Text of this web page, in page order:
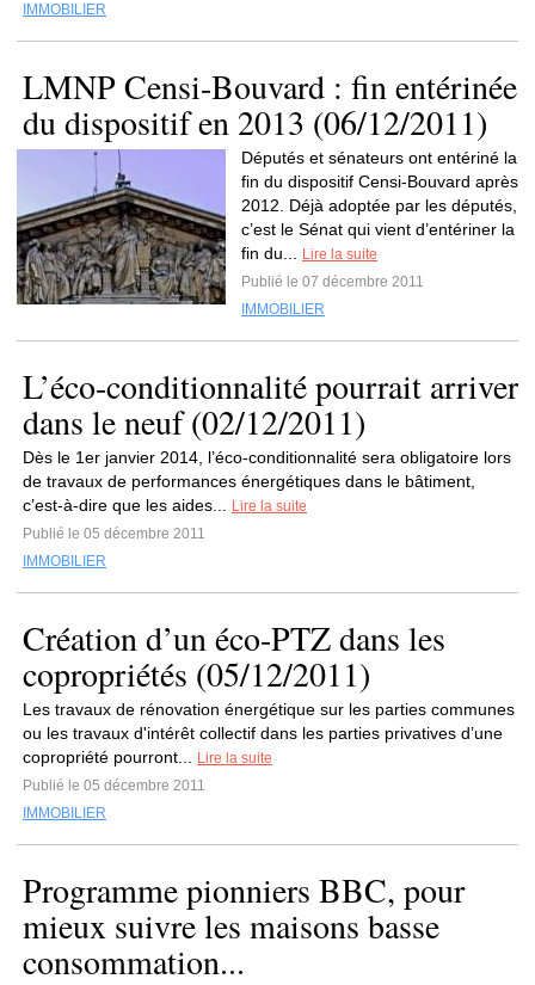
IMMOBILIER
LMNP Censi-Bouvard : fin entérinée
du dispositif en 2013 (06/12/2011)
Députés et sénateurs ont entériné la
fin du dispositif Censi-Bouvard après
2012. Déjà adoptée par les députés,
c’est le Sénat qui vient d’entériner la
fin du...
Lire la suite
Publié le 07 décembre 2011
IMMOBILIER
L’éco-conditionnalité pourrait arriver
dans le neuf (02/12/2011)
Dès le 1er janvier 2014, l’éco-conditionnalité sera obligatoire lors
de travaux de performances énergétiques dans le bâtiment,
c’est-à-dire que les aides...
Lire la suite
Publié le 05 décembre 2011
IMMOBILIER
Création d’un éco-PTZ dans les
copropriétés (05/12/2011)
Les travaux de rénovation énergétique sur les parties communes
ou les travaux d'intérêt collectif dans les parties privatives d’une
copropriété pourront...
Lire la suite
Publié le 05 décembre 2011
IMMOBILIER
Programme pionniers BBC, pour
mieux suivre les maisons basse
consommation...